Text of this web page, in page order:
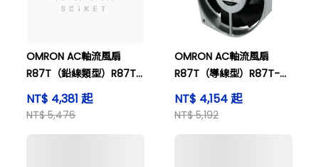
OMRON AC軸流風扇
R87T（鉛線類型）R87T-
A4A07H
NT$ 4,381 起
NT$ 5,476
OMRON AC軸流風扇
R87T（導線型）R87T-
A4A05H
NT$ 4,154 起
NT$ 5,192